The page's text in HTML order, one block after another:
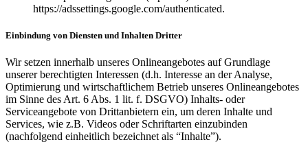
https://adssettings.google.com/authenticated.
Einbindung von Diensten und Inhalten Dritter
Wir setzen innerhalb unseres Onlineangebotes auf Grundlage
unserer berechtigten Interessen (d.h. Interesse an der Analyse,
Optimierung und wirtschaftlichem Betrieb unseres Onlineangebotes
im Sinne des Art. 6 Abs. 1 lit. f. DSGVO) Inhalts- oder
Serviceangebote von Drittanbietern ein, um deren Inhalte und
Services, wie z.B. Videos oder Schriftarten einzubinden
(nachfolgend einheitlich bezeichnet als “Inhalte”).